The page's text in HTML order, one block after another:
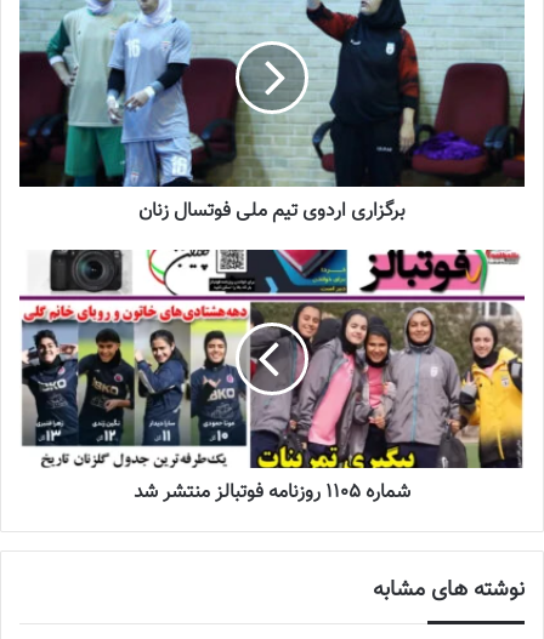
بم، ملوان بندرانزلی و شهرداری سیرجان شکل گرفته و 3 تیم در سودای
رسیدن به مقام قهرمانی هستند که در جدول گلزنان، رقابت برای رسیدن
به کفش طلای لیگ شانزدهم متفاوت پیش می‌رود؛ به‌طوری‌که تنوع
گلزن در اردوی خاتون باعث شد تا 4 مدعی اصلی رسیدن به عنوان خانم
گلی این فصل از رقابت‌های لیگ برتر فوتبال زنان از تیم خاتون بم باشند
که اتفاقی کم‌سابقه و بی‌نظیر در تاریخ فوتبال زنان ایران محسوب
نوشته های مشابه
چالش هاى ليست جدید تيم ملى فوتبال
زنان
2023-06-14
تازه‌ترین خبرها از درمان ۲ ملی‌پوش فوتبال
زنان
برگزاری اردوی تیم ملی فوتسال زنان
شماره 1105 روزنامه فوتبالز منتشر شد
نوشته های مشابه